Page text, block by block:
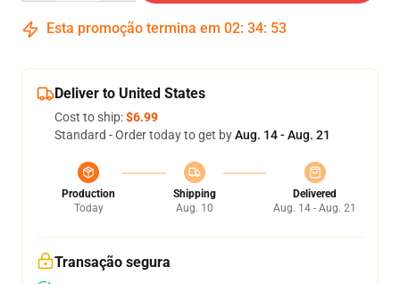
Esta promoção termina em 02: 34: 52
Deliver to United States
Cost to ship:$6.99
Standard - Order today to get byAug. 14 - Aug. 21
Production
Today
Shipping
Aug. 10
Delivered
Aug. 14 - Aug. 21
Transação segura